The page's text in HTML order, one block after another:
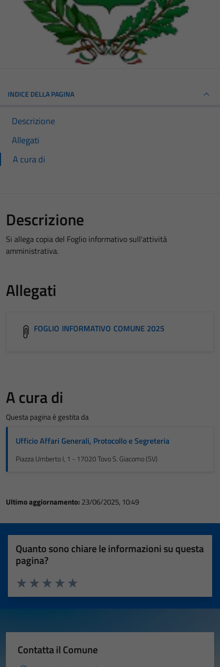
INDICE DELLA PAGINA
Descrizione
Allegati
A cura di
Descrizione
Si allega copia del Foglio informativo sull'attività
amministrativa.
Allegati
FOGLIO INFORMATIVO COMUNE 2025
A cura di
Questa pagina è gestita da
Ufficio Affari Generali, Protocollo e Segreteria
Piazza Umberto I, 1 - 17020 Tovo S. Giacomo (SV)
Ultimo aggiornamento: 23/06/2025, 10:49
Quanto sono chiare le informazioni su questa
pagina?
Valuta 5 stelle su 5
Valuta 4 stelle su 5
Valuta 3 stelle su 5
Valuta 2 stelle su 5
Valuta 1 stelle su 5
Contatta il Comune